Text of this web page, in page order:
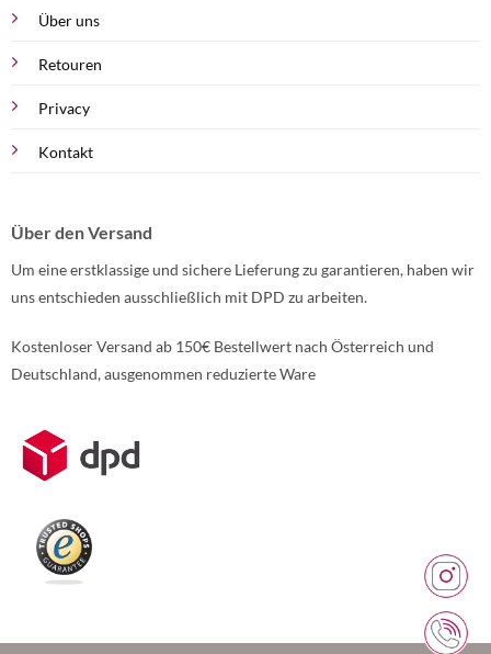
Über uns
Retouren
Privacy
Kontakt
Über den Versand
Um eine erstklassige und sichere Lieferung zu garantieren, haben wir
uns entschieden ausschließlich mit DPD zu arbeiten.
Kostenloser Versand ab 150€ Bestellwert nach Österreich und
Deutschland, ausgenommen reduzierte Ware
Weitere Informationen über den gesperrten Inhalt.